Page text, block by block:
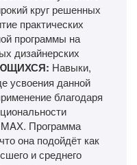
круг решенных
практических
программы на
дизайнерских
Навыки,
усвоения данной
благодаря
Программа
она подойдёт как
и среднего